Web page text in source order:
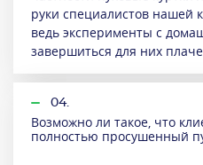
руки специалистов нашей
ведь эксперименты с
завершиться для них
04.
Возможно ли такое, что
полностью просушенный